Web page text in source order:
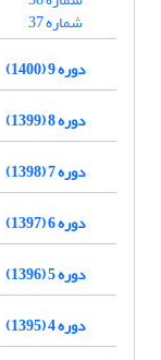
شماره 37
دوره 9 (1400)
دوره 8 (1399)
دوره 7 (1398)
دوره 6 (1397)
دوره 5 (1396)
دوره 4 (1395)